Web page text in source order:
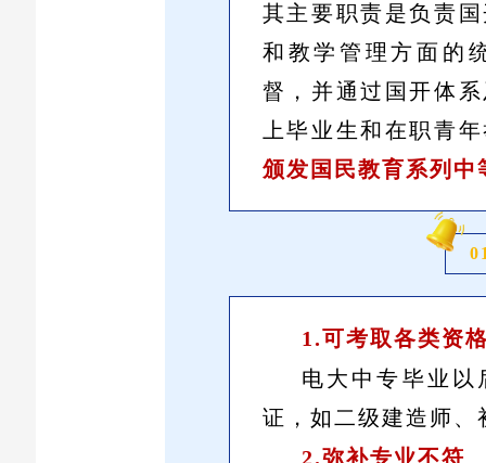
其主要职责是负责
和教学管理方面的
督，并通过国开体
上毕业生和在职青
颁发国民教育系列
1 .可考取各类资
电大中专毕业以
证，如二级建造师
2.弥补专业不符